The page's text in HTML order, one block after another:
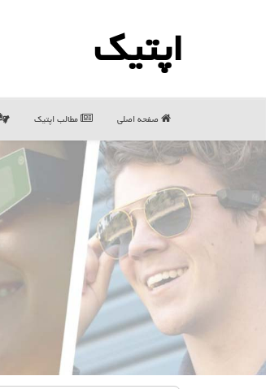
اپتیك
صفحه اصلی مطالب اپتیك